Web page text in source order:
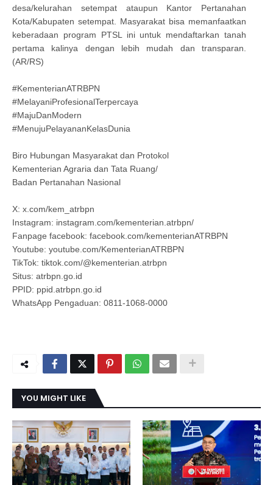
desa/kelurahan setempat ataupun Kantor Pertanahan
Kota/Kabupaten setempat. Masyarakat bisa memanfaatkan
keberadaan program PTSL ini untuk mendaftarkan tanah
pertama kalinya dengan lebih mudah dan transparan.
(AR/RS)
#KementerianATRBPN
#MelayaniProfesionalTerpercaya
#MajuDanModern
#MenujuPelayananKelasDunia
Biro Hubungan Masyarakat dan Protokol
Kementerian Agraria dan Tata Ruang/
Badan Pertanahan Nasional
X: x.com/kem_atrbpn
Instagram: instagram.com/kementerian.atrbpn/
Fanpage facebook: facebook.com/kementerianATRBPN
Youtube: youtube.com/KementerianATRBPN
TikTok: tiktok.com/@kementerian.atrbpn
Situs: atrbpn.go.id
PPID: ppid.atrbpn.go.id
WhatsApp Pengaduan: 0811-1068-0000
YOU MIGHT LIKE